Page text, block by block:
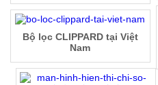
Bộ lọc CLIPPARD tại Việt
Nam